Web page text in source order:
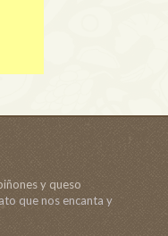
y queso
que nos encanta y